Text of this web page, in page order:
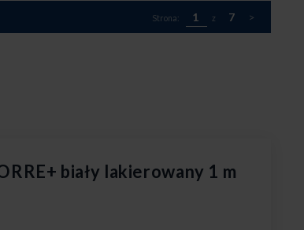
Strona: 1 z 7 >
biały lakierowany 1 m